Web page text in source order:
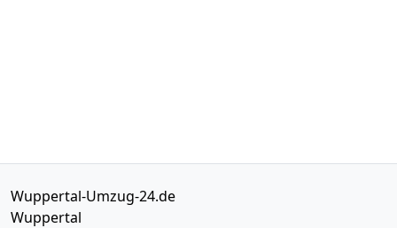
Wuppertal-Umzug-24.de
Wuppertal